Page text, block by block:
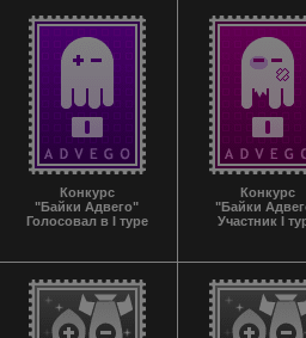
Конкурс
"Байки Адвего"
Голосовал в I туре
Конкурс
"Байки
Участник I